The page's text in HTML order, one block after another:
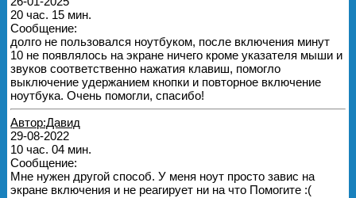
20 час. 15 мин.
Сообщение:
долго не пользовался ноутбуком, после включения минут
10 не появлялось на экране ничего кроме указателя мыши и
звуков соответственно нажатия клавиш, помогло
выключение удержанием кнопки и повторное включение
ноутбука. Очень помогли, спасибо!
Автор:Давид
29-08-2022
10 час. 04 мин.
Сообщение:
Мне нужен другой способ. У меня ноут просто завис на
экране включения и не реагирует ни на что Помогите :(